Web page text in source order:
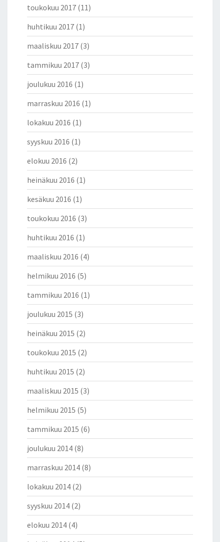
toukokuu 2017 (11)
huhtikuu 2017 (1)
maaliskuu 2017 (3)
tammikuu 2017 (3)
joulukuu 2016 (1)
marraskuu 2016 (1)
lokakuu 2016 (1)
syyskuu 2016 (1)
elokuu 2016 (2)
heinäkuu 2016 (1)
kesäkuu 2016 (1)
toukokuu 2016 (3)
huhtikuu 2016 (1)
maaliskuu 2016 (4)
helmikuu 2016 (5)
tammikuu 2016 (1)
joulukuu 2015 (3)
heinäkuu 2015 (2)
toukokuu 2015 (2)
huhtikuu 2015 (2)
maaliskuu 2015 (3)
helmikuu 2015 (5)
tammikuu 2015 (6)
joulukuu 2014 (8)
marraskuu 2014 (8)
lokakuu 2014 (2)
syyskuu 2014 (2)
elokuu 2014 (4)